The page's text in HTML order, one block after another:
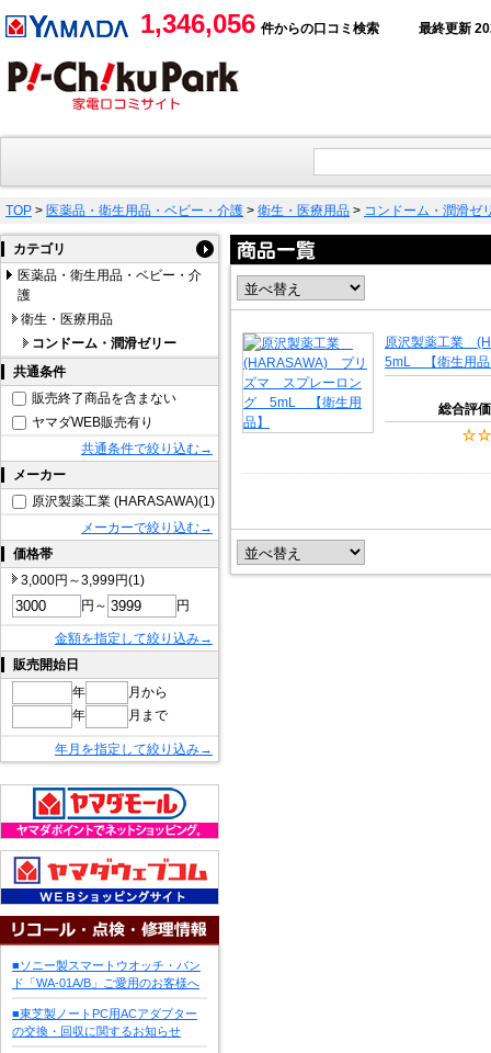
1,346,056 件からの口コミ検索 最終更新
TOP > 医薬品・衛生用品・ベビー・介護 > 衛生・医療用品 > コンドーム・潤滑ゼ
カテゴリ
医薬品・衛生用品・ベビー・介
護
衛生・医療用品
コンドーム・潤滑ゼリー
共通条件
販売終了商品を含まない
ヤマダWEB販売有り
共通条件で絞り込む→
メーカー
原沢製薬工業 (HARASAWA)(1)
メーカーで絞り込む→
価格帯
3,000円～3,999円(1)
円～
円
金額を指定して絞り込み→
販売開始日
年
月から
年
月まで
年月を指定して絞り込み→
■ソニー製スマートウオッチ・バン
ド「WA-01A/B」ご愛用のお客様へ
■東芝製ノートPC用ACアダプター
の交換・回収に関するお知らせ
原沢製薬工業
5mL 【衛生用品
総合評価